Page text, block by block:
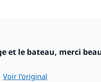
et le bateau, merci
Voir l'original